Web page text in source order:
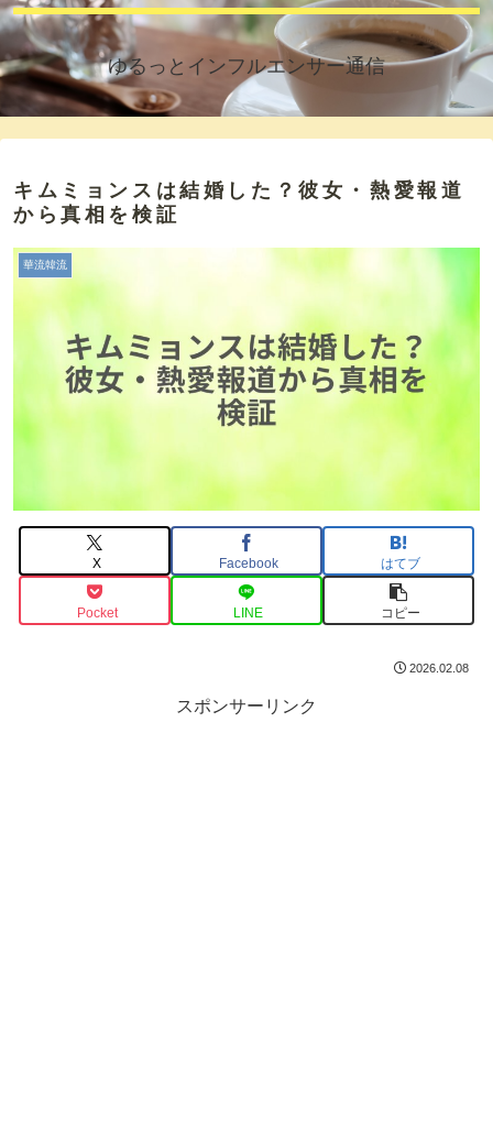
ゆるっとインフルエンサー通信
キムミョンスは結婚した？彼女・熱愛報道
から真相を検証
華流韓流
X Facebook はてブ
Pocket LINE コピー
2026.02.08
スポンサーリンク